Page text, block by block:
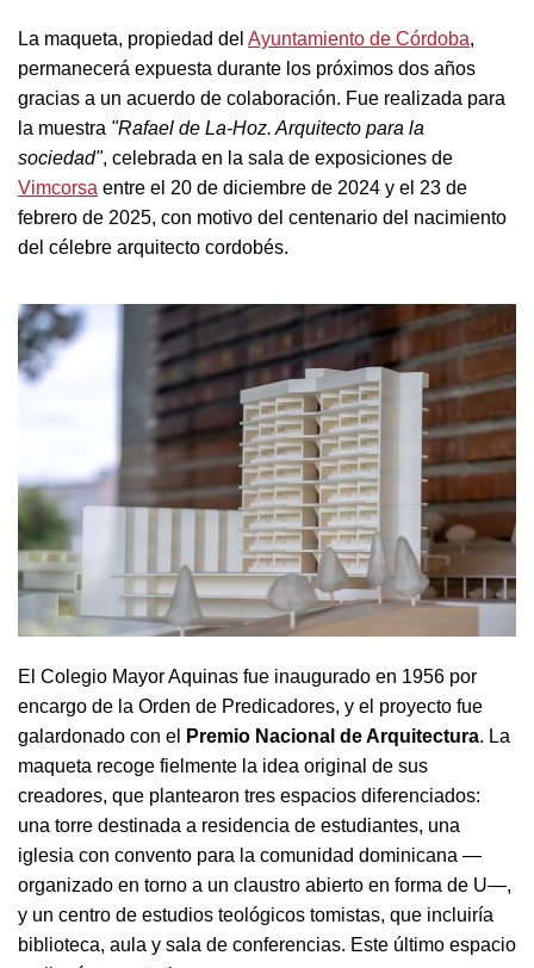
La maqueta, propiedad del Ayuntamiento de Córdoba,
permanecerá expuesta durante los próximos dos años
gracias a un acuerdo de colaboración. Fue realizada para
la muestra "Rafael de La-Hoz. Arquitecto para la
sociedad", celebrada en la sala de exposiciones de
Vimcorsa entre el 20 de diciembre de 2024 y el 23 de
febrero de 2025, con motivo del centenario del nacimiento
del célebre arquitecto cordobés.
El Colegio Mayor Aquinas fue inaugurado en 1956 por
encargo de la Orden de Predicadores, y el proyecto fue
galardonado con el
Premio Nacional de Arquitectura. La
maqueta recoge fielmente la idea original de sus
creadores, que plantearon tres espacios diferenciados:
una torre destinada a residencia de estudiantes, una
iglesia con convento para la comunidad dominicana —
organizado en torno a un claustro abierto en forma de U—,
y un centro de estudios teológicos tomistas, que incluiría
biblioteca, aula y sala de conferencias. Este último espacio